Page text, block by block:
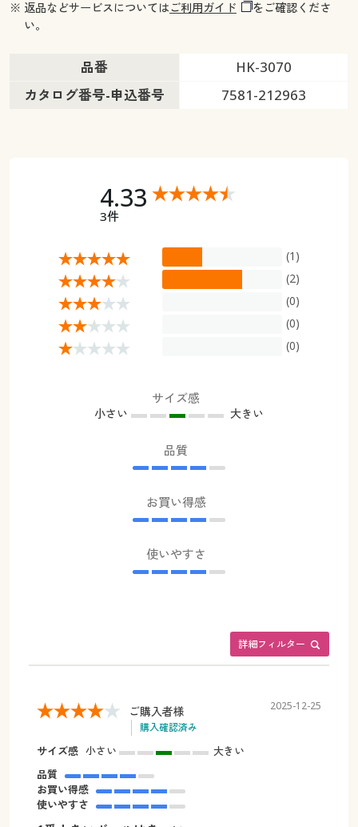
※ 返品などサービスについてはご利用ガイド
をご確認くださ
い。
品番
HK-3070
カタログ番号-申込番号
7581-212963
4.33
3件
(1)
(2)
(0)
(0)
(0)
サイズ感
小さい 大きい
品質
お買い得感
使いやすさ
詳細フィルター
ご購入者様
購入確認済み
2025-12-25
サイズ感 小さい
大きい
品質
お買い得感
使いやすさ